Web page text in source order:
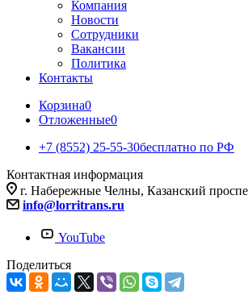
Компания
Новости
Сотрудники
Вакансии
Политика
Контакты
Корзина0
Отложенные0
+7 (8552) 25-55-30бесплатно по РФ
Контактная информация
г. Набережные Челны, Казанский
info@lorritrans.ru
YouTube
Поделиться